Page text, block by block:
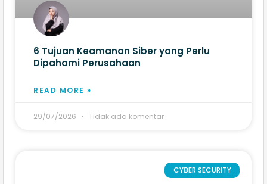
6 Tujuan Keamanan Siber yang Perlu
Dipahami Perusahaan
READ MORE »
29/07/2026 Tidak ada komentar
CYBER SECURITY